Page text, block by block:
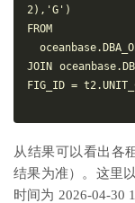
2),'G')
FROM
JOIN
FIG_ID =
从结果可以看出各
结果为准）。这里
时间为 2026-04-30